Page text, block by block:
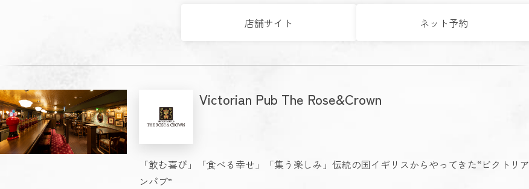
店舗サイト ネット予約
Victorian Pub The Rose&Crown
「飲む喜び」「食べる幸せ」「集う楽しみ」伝統の国イギリスからやってきた“ビクトリア
ンパブ”